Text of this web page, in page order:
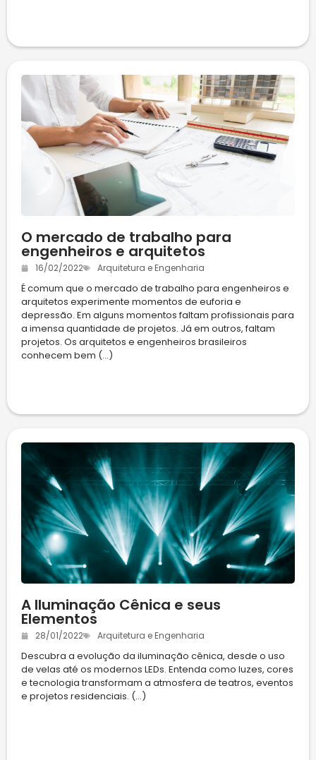
O mercado de trabalho para
engenheiros e arquitetos
16/02/2022 Arquitetura e Engenharia
É comum que o mercado de trabalho para engenheiros e
arquitetos experimente momentos de euforia e
depressão. Em alguns momentos faltam profissionais para
a imensa quantidade de projetos. Já em outros, faltam
projetos. Os arquitetos e engenheiros brasileiros
conhecem bem (...)
A Iluminação Cênica e seus
Elementos
28/01/2022 Arquitetura e Engenharia
Descubra a evolução da iluminação cênica, desde o uso
de velas até os modernos LEDs. Entenda como luzes, cores
e tecnologia transformam a atmosfera de teatros, eventos
e projetos residenciais. (...)